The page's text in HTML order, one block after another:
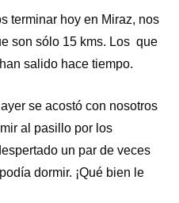
terminar hoy en Miraz, nos
son sólo 15 kms. Los que
salido hace tiempo.
se acostó con nosotros
al pasillo por los
un par de veces
dormir. ¡Qué bien le